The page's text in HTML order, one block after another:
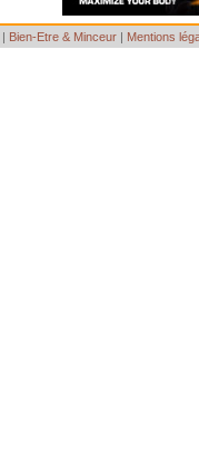
| Bien-Etre & Minceur | Mentions